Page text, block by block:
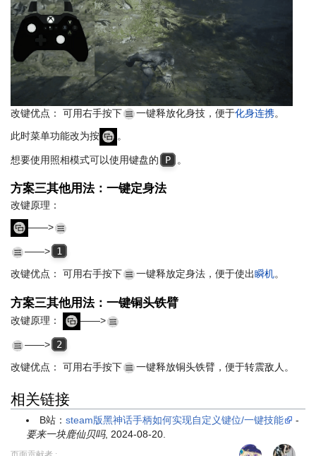
改键优点： 可用右手按下 一键释放化身技，便于化身连携。
此时菜单功能改为按 。
想要使用照相模式可以使用键盘的 P 。
方案三其他用法：一键定身法
改键原理：
——>
——>
1
改键优点： 可用右手按下
一键释放定身法，便于使出瞬机。
方案三其他用法：一键铜头铁臂
改键原理： ——>
——>
2
改键优点： 可用右手按下
一键释放铜头铁臂，便于转震敌人。
相关链接
B站：steam版黑神话手柄如何实现自定义键位/一键技能
-
要来一块鹿仙贝吗, 2024-08-20.